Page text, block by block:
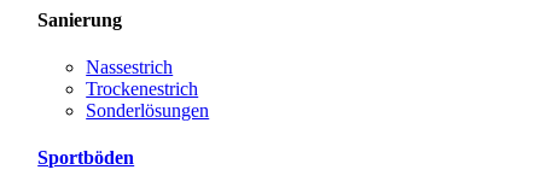
Sanierung
Nassestrich
Trockenestrich
Sonderlösungen
Sportböden